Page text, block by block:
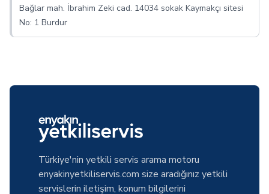
Bağlar mah. İbrahim Zeki cad. 14034 sokak Kaymakçı sitesi
No: 1 Burdur
Türkiye'nin yetkili servis arama motoru
enyakinyetkiliservis.com size aradığınız yetkili
servislerin iletişim, konum bilgilerini